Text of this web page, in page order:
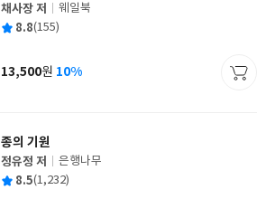
글
쓴
채사장 저
출
사
웨일북
평 8.8(155)
가
13,500원 10%
종의 기원
글
쓴
정유정 저
출
은행나무
평 8.5(1,232)